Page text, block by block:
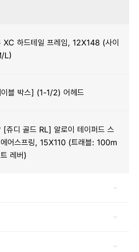
XC 하드테일 프레임, 12X148 (사이
L)
블 박스] (1-1/2) 어헤드
[쥬디 골드 RL] 알로이 테이퍼드 스
어스프링, 15X110 (트래블: 100m
레버)